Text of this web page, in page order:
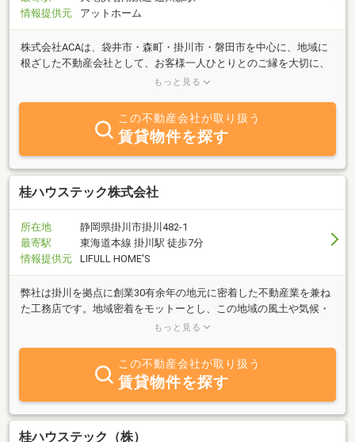
情報提供元
アットホーム
株式会社ACAは、袋井市・森町・掛川市・磐田市を中心に、地域に
根ざした不動産会社として、お客様一人ひとりとのご縁を大切に、
不動産売買・仲介・賃貸・管理のご相談を承っております。「家を
き家のことで困っている」など、不動産に関するお悩みは、お客様
によってさまざまです。私たちは、単に不動産を仲介するだけでな
く、お客様の想いや将来を見据えたご提案を心掛けています。地域
の特性を熟知しているからこそ、土地や建物の魅力を最大限に引き
出し、売主様・買主様双方にご満足いただけるお取引を目指してお
ります。また、相続や空き家の活用、土地利用のご相談など、専門
そう思っていただける身近なパートナーでありたい。株式会社ACA
は、お客様との出会いを大切にし、誠実な対応とフットワークの軽
さを強みに、地域の皆様に信頼される不動産会社を目指してまいり
相談ください。皆様からのお問い合わせを心よりお待ちしておりま
す。
もっと見る
この不動産会社が取り扱う
賃貸物件を探す
桂ハウステック株式会社
所在地
静岡県掛川市掛川482-1
最寄駅
東海道本線 掛川駅 徒歩7分
情報提供元
LIFULL HOME'S
弊社は掛川を拠点に創業30有余年の地元に密着した不動産業を兼ね
た工務店です。地域密着をモットーとし、この地域の風土や気候・
土地の情報などを適切にアドバイスさせて頂きますのでお気軽にご
もっと見る
この不動産会社が取り扱う
賃貸物件を探す
桂ハウステック（株）